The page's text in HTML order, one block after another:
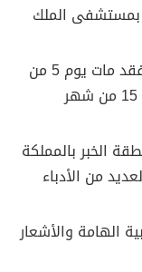
بمستشفى الملك
فارق القصيبي الحياة عن عمر 70 عام، فقد مات يوم 5 من
شهر رمضان عام 1431ه‍، الموافق يوم 15 من شهر
الخبر بالمملكة
من الأدباء
الهامة والأشعار